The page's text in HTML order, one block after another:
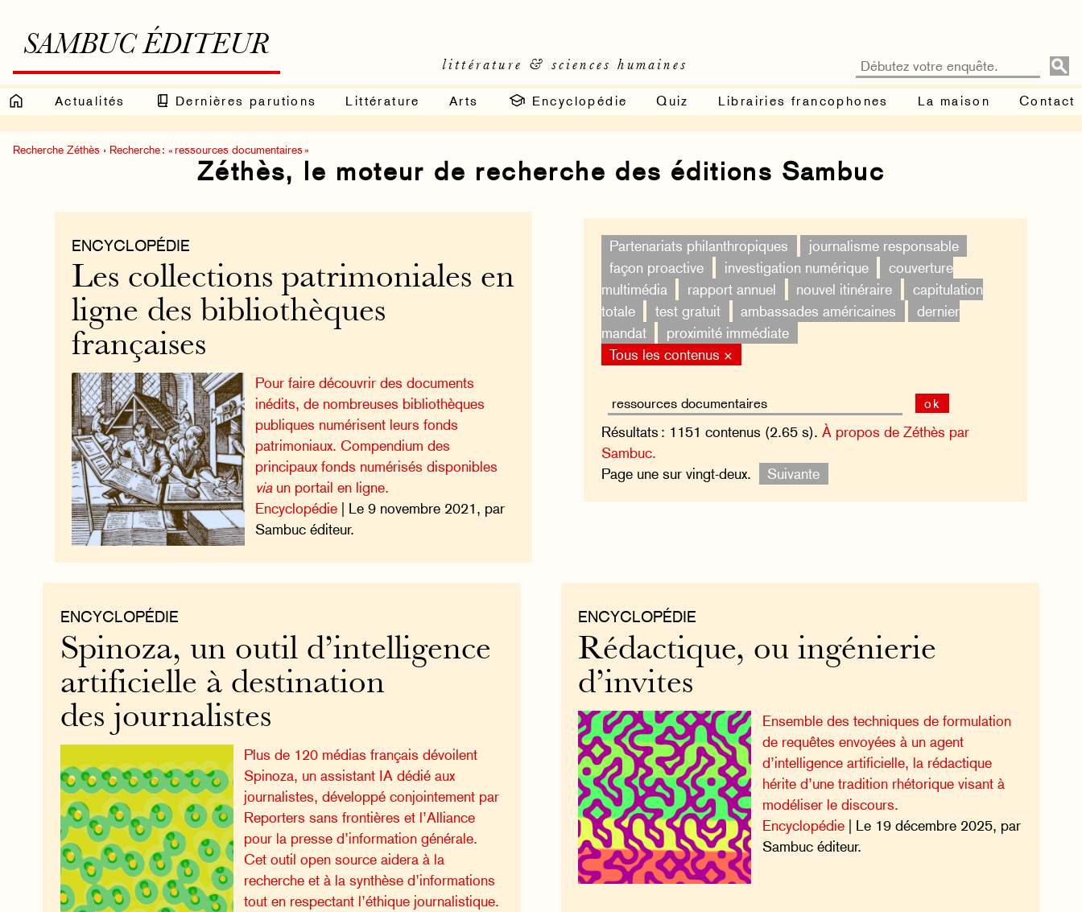
SAMBUC ÉDITEUR
littérature & sciences humaines
Actualités Dernières parutions Littérature Arts Encyclopédie Quiz Librairies francophones La maison Contact
Recherche Zéthès › Recherche : « ressources documentaires »
Zéthès, le moteur de recherche des éditions Sambuc
Partenariats philanthropiques
journalisme responsable
façon proactive
investigation numérique
couverture
multimédia
rapport annuel nouvel itinéraire
capitulation
totale
test gratuit ambassades américaines
dernier
mandat
proximité immédiate
Tous les contenus ×
ok
Résultats : 1151 contenus (2.65 s). À propos de Zéthès par
Sambuc.
Page une sur vingt-deux.
Suivante
ENCYCLOPÉDIE
Les collections patrimoniales en
ligne des bibliothèques
françaises
Pour faire découvrir des documents
inédits, de nombreuses bibliothèques
publiques numérisent leurs fonds
patrimoniaux. Compendium des
principaux fonds numérisés disponibles
viaun portail en ligne.
Encyclopédie | Le 9 novembre 2021, par
Sambuc éditeur.
ENCYCLOPÉDIE
Rédactique, ou ingénierie
d’invites
Ensemble des techniques de formulation
de requêtes envoyées à un agent
d’intelligence artificielle, la rédactique
hérite d’une tradition rhétorique visant à
modéliser le discours.
Encyclopédie| Le 19 décembre 2025, par
Sambuc éditeur.
ENCYCLOPÉDIE
Spinoza, un outil d’intelligence
artificielle à destination
des journalistes
Plus de 120 médias français dévoilent
Spinoza, un assistant IA dédié aux
journalistes, développé conjointement par
Reporters sans frontières et l’Alliance
pour la presse d’information générale.
Cet outil open source aidera à la
recherche et à la synthèse d’informations
tout en respectant l’éthique journalistique.